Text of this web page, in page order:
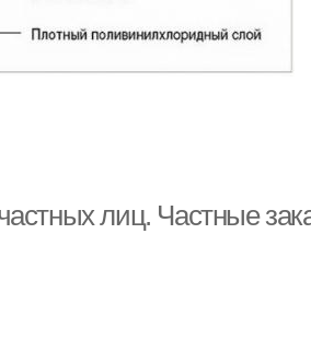
лиц. Частные